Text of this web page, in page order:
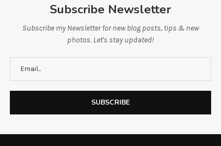
Subscribe Newsletter
Subscribe my Newsletter for new blog posts, tips & new
photos. Let's stay updated!